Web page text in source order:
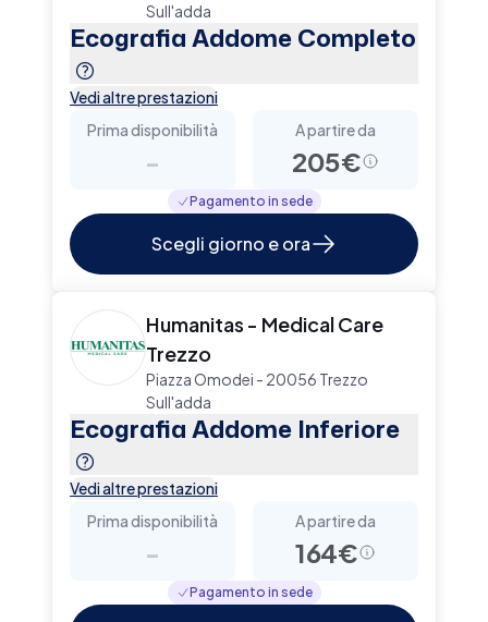
Sull'adda
Ecografia Addome Completo
Vedi altre prestazioni
Prima disponibilità
-
A partire da
205€
Pagamento in sede
Scegli giorno e ora
Humanitas - Medical Care
Trezzo
Piazza Omodei - 20056 Trezzo
Sull'adda
Ecografia Addome Inferiore
Vedi altre prestazioni
Prima disponibilità
-
A partire da
164€
Pagamento in sede